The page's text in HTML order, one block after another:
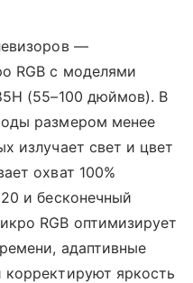
—
RGB с моделями
(55–100 дюймов). В
размером менее
излучает свет и цвет
охват 100%
и бесконечный
RGB оптимизирует
адаптивные
корректируют яркость